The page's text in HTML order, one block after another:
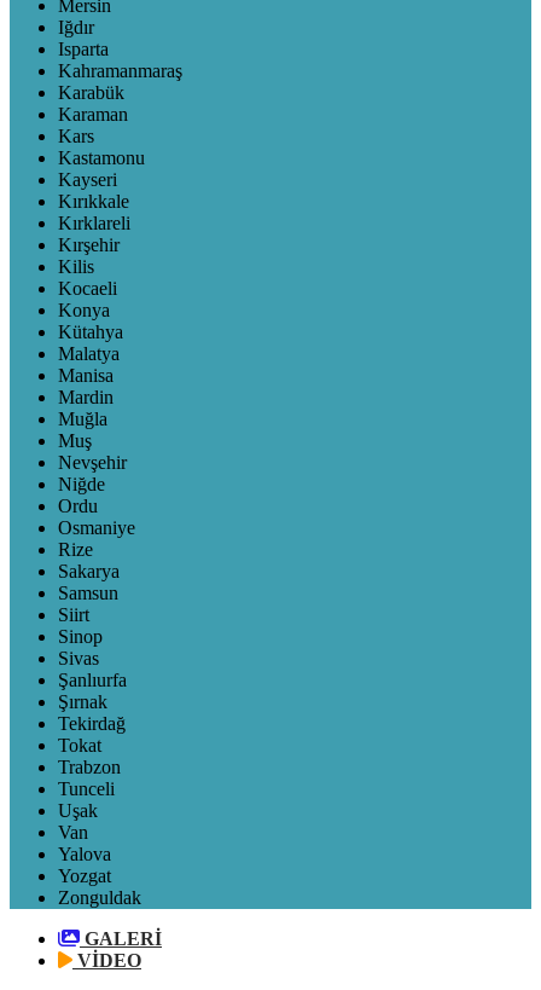
Mersin
Iğdır
Isparta
Kahramanmaraş
Karabük
Karaman
Kars
Kastamonu
Kayseri
Kırıkkale
Kırklareli
Kırşehir
Kilis
Kocaeli
Konya
Kütahya
Malatya
Manisa
Mardin
Muğla
Muş
Nevşehir
Niğde
Ordu
Osmaniye
Rize
Sakarya
Samsun
Siirt
Sinop
Sivas
Şanlıurfa
Şırnak
Tekirdağ
Tokat
Trabzon
Tunceli
Uşak
Van
Yalova
Yozgat
Zonguldak
GALERİ
VİDEO